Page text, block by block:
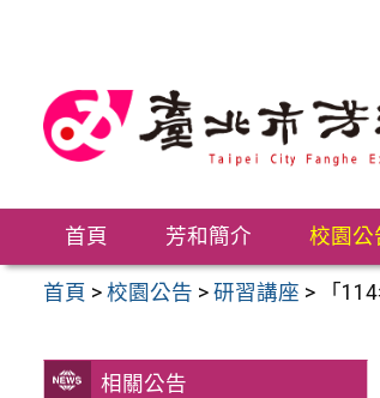
首頁 芳和簡介 校園公
首頁 >校園公告 >研習講座 > 「
相關公告